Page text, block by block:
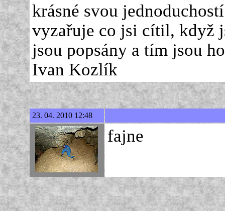
krásné svou
vyzařuje co jsi cítil, když
jsou popsány a tím jsou
Ivan Kozlík
23. 04. 2010 12:48
fajne